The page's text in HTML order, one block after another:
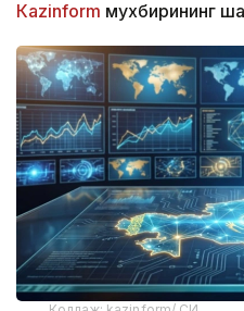
Кazinform мухбирининг